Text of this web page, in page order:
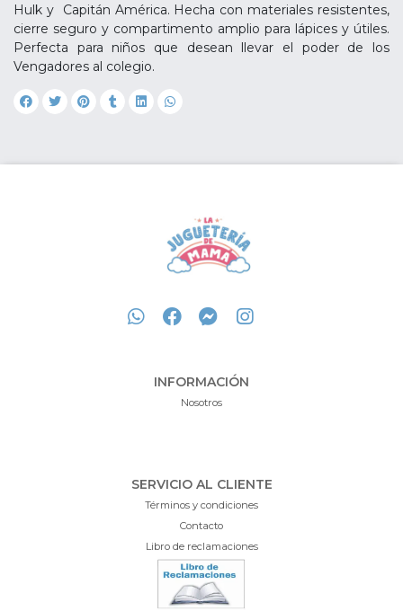
Hulk y Capitán América. Hecha con materiales resistentes,
cierre seguro y compartimento amplio para lápices y útiles.
Perfecta para niños que desean llevar el poder de los
Vengadores al colegio.
INFORMACIÓN
Nosotros
SERVICIO AL CLIENTE
Términos y condiciones
Contacto
Libro de reclamaciones